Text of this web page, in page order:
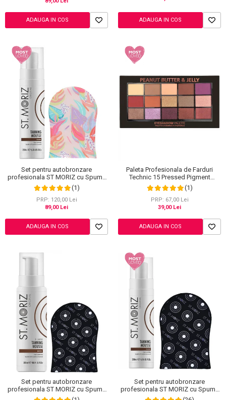
ADAUGA IN COS ADAUGA IN COS
Set pentru autobronzare
profesionala ST MORIZ cu Spuma
Dark si Manusa Sunkissed,
Hawaiian Edition
(1)
PRP: 120,00 Lei
89,00 Lei
ADAUGA IN COS
Paleta Profesionala de Farduri
Technic 15 Pressed Pigment
Palette, Peanut Butter & Jelly, 15
Culori, 30 g
(1)
PRP: 67,00 Lei
39,00 Lei
ADAUGA IN COS
Set pentru autobronzare
profesionala ST MORIZ cu Spuma
Dark XL si Manusa
Set pentru autobronzare
profesionala ST MORIZ cu Spuma
Dark si Manusa, 200 ml